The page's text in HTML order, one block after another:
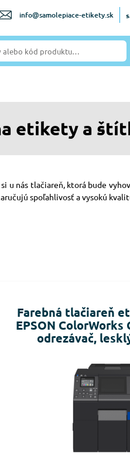
info@samolepiace-etikety.sk
etikety a
nás tlačiareň, ktorá bude
spoľahlivosť a vysokú
Farebná tlačiareň
EPSON ColorWorks
odrezávač,